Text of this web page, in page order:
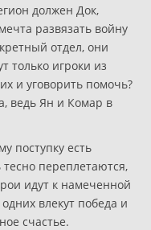
должен Док,
развязать войну
отдел, они
только игроки из
и уговорить помочь?
ведь Ян и Комар в
поступку есть
переплетаются,
идут к намеченной
влекут победа и
счастье.